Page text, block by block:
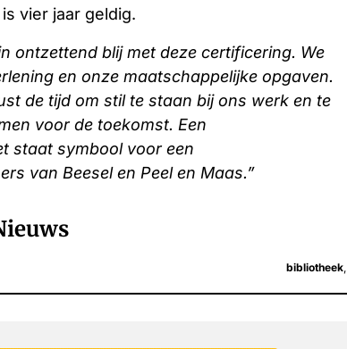
vier jaar geldig.
ontzettend blij met deze certificering. We
en onze maatschappelijke opgaven.
de tijd om stil te staan bij ons werk en te
voor de toekomst. Een
staat symbool voor een
van Beesel en Peel en Maas.”
bibliotheek,